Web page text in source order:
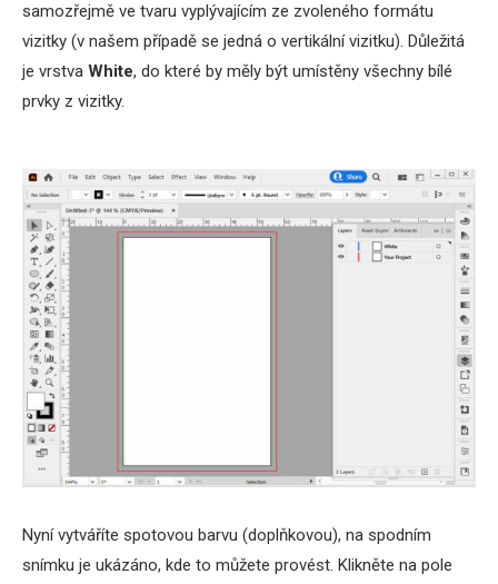
samozřejmě ve tvaru vyplývajícím ze zvoleného formátu
vizitky (v našem případě se jedná o vertikální vizitku). Důležitá
je vrstva White, do které by měly být umístěny všechny bílé
prvky z vizitky.
Nyní vytváříte spotovou barvu (doplňkovou), na spodním
snímku je ukázáno, kde to můžete provést. Klikněte na pole